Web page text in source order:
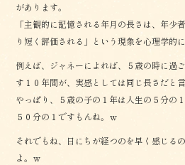
があります。
「主観的に記憶される年月の長さは、年少
り短く評価される」という現象を心理学的
例えば、ジャネーによれば、５歳の時に過
す１０年間が、実感としては同じ長さだと言
やっぱり、５歳の子の１年は人生の５分の
５０分の１ですもんね。ｗ
それでもね、日にちが経つのを早く感じる
よ。ｗ